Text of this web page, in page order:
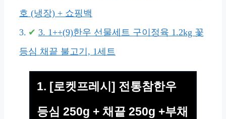
호 (냉장) + 쇼핑백
3. 1++(9)한우 선물세트 구이정육 1.2kg 꽃
등심 채끝 불고기, 1세트
1. [로켓프레시] 전통참한우
등심 250g + 채끝 250g +부채